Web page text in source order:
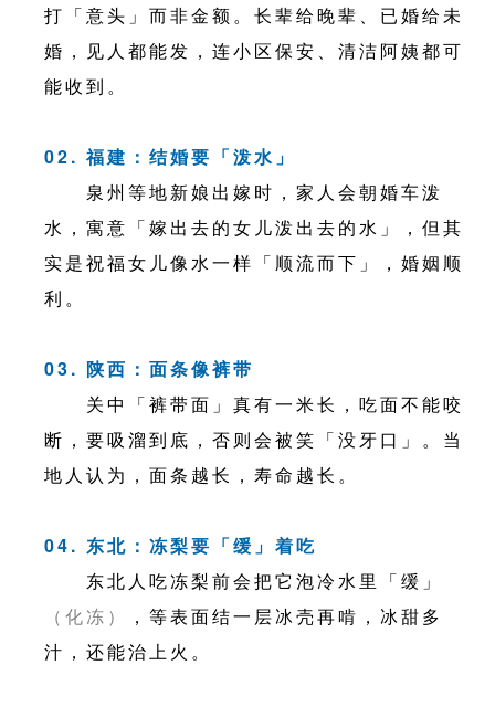
打「意头」而非金额。长辈给晚辈、已婚给未
婚，见人都能发，连小区保安、清洁阿姨都可
能收到。
02. 福建：结婚要「泼水」
泉州等地新娘出嫁时，家人会朝婚车泼
水，寓意「嫁出去的女儿泼出去的水」，但其
实是祝福女儿像水一样「顺流而下」，婚姻顺
利。
03. 陕西：面条像裤带
关中「裤带面」真有一米长，吃面不能咬
断，要吸溜到底，否则会被笑「没牙口」。当
地人认为，面条越长，寿命越长。
04. 东北：冻梨要「缓」着吃
东北人吃冻梨前会把它泡冷水里「缓」
（化冻）
，等表面结一层冰壳再啃，冰甜多
汁，还能治上火。